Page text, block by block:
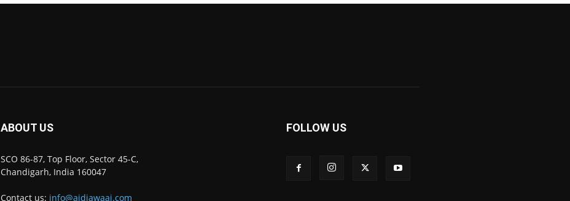
ABOUT US
SCO 86-87, Top Floor, Sector 45-C,
Chandigarh, India 160047
Contact us: info@ajdiawaaj.com
FOLLOW US